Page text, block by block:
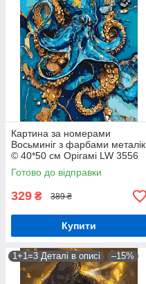
Картина за номерами
Восьминіг з фарбами металік
© 40*50 см Орігамі LW 3556
Готово до відправки
329 ₴ 389 ₴
Купити
1+1=3 Деталі в описі –15%